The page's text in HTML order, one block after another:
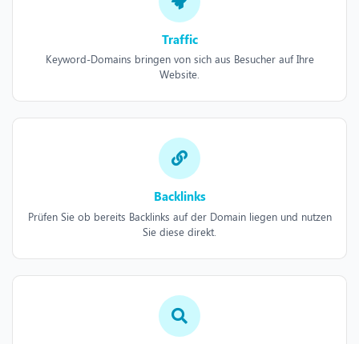
Traffic
Keyword-Domains bringen von sich aus Besucher auf Ihre
Website.
Backlinks
Prüfen Sie ob bereits Backlinks auf der Domain liegen und nutzen
Sie diese direkt.